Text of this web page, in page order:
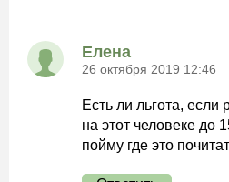
Елена
26 октября 2019 12:46
Есть ли льгота,
на этот человеке до
пойму где это